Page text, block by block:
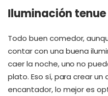
Iluminación tenue
Todo buen comedor,
contar con una buena
caer la noche, uno no
plato. Eso sí, para crear
encantador, lo mejor es